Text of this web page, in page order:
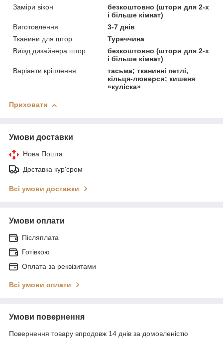
Заміри вікон
безкоштовно (штори для 2-х
і більше кімнат)
Виготовлення
3-7 днів
Тканини для штор
Туреччина
Виїзд дизайнера штор
безкоштовно (штори для 2-х
і більше кімнат)
Варіанти кріплення
тасьма; тканинні петлі,
кільця-люверси; кишеня
«куліска»
Приховати
Умови доставки
Нова Пошта
Доставка кур'єром
Всі умови доставки
Умови оплати
Післяплата
Готівкою
Оплата за реквізитами
Всі умови оплати
Умови повернення
Повернення товару впродовж 14 днів за домовленістю